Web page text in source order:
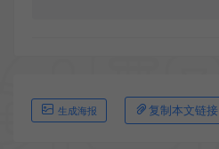
生成海报 复制本文链接